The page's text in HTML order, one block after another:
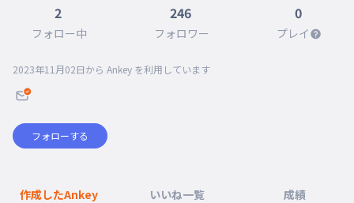
2
フォロー中
246
フォロワー
0
プレイ
2023年11月02日から Ankey を利用しています
フォローする
作成したAnkey いいね一覧 成績